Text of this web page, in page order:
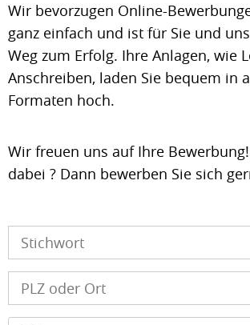
Wir bevorzugen Online-
ganz einfach und ist für Sie und
Weg zum Erfolg. Ihre Anlagen, wie
Anschreiben, laden Sie bequem in
Formaten hoch.
Wir freuen uns auf Ihre
dabei ? Dann bewerben Sie sich